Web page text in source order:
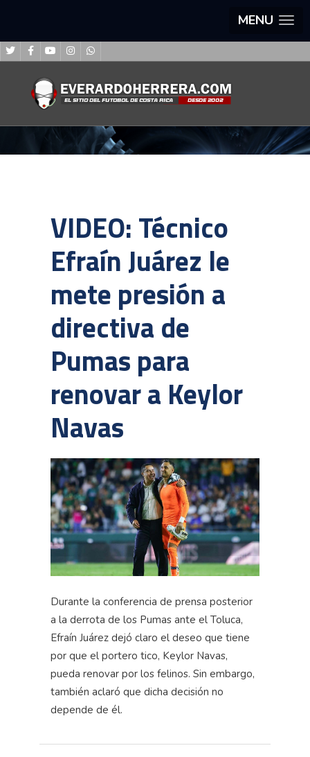
MENU
VIDEO: Técnico
Efraín Juárez le
mete presión a
directiva de
Pumas para
renovar a Keylor
Navas
Durante la conferencia de prensa posterior
a la derrota de los Pumas ante el Toluca,
Efraín Juárez dejó claro el deseo que tiene
por que el portero tico, Keylor Navas,
pueda renovar por los felinos. Sin embargo,
también aclaró que dicha decisión no
depende de él.